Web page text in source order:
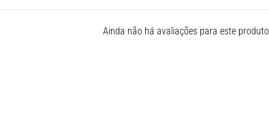
Ainda não há avaliações para este produto